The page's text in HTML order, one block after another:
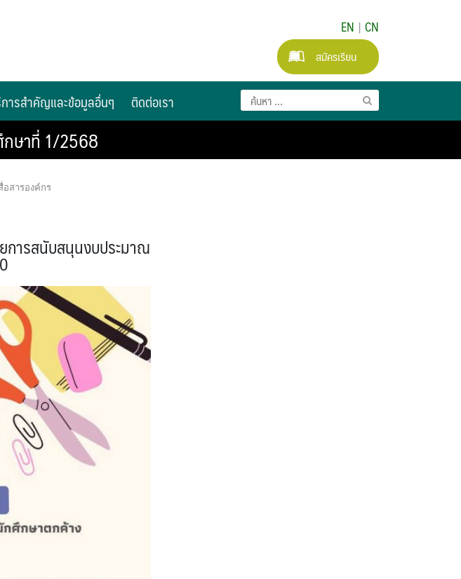
EN | CN
สมัครเรียน
ารสำคัญและข้อมูลอื่นๆ ติดต่อเรา
กษาที่ 1/2568
อสารองค์กร
การสนับสนุนงบประมาณ